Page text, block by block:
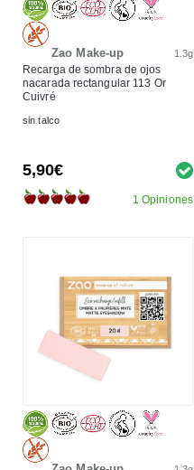
Zao Make-up 1.3g
Recarga de sombra de ojos
nacarada rectangular 113 Or
Cuivré
sin talco
5,90€
1 Opiniones